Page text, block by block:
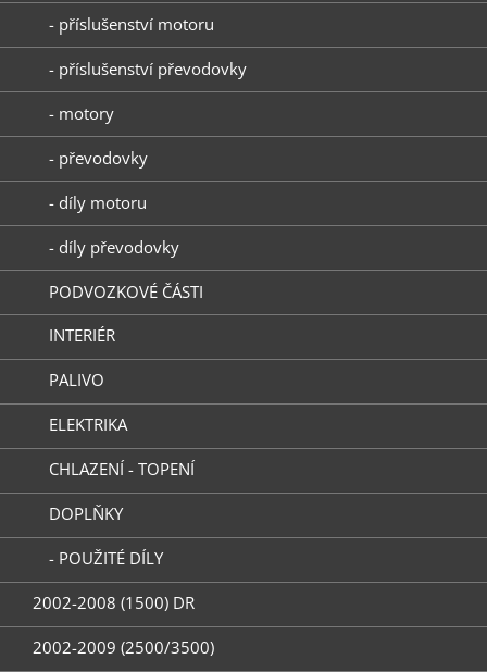
- příslušenství motoru
- příslušenství převodovky
- motory
- převodovky
- díly motoru
- díly převodovky
PODVOZKOVÉ ČÁSTI
INTERIÉR
PALIVO
ELEKTRIKA
CHLAZENÍ - TOPENÍ
DOPLŇKY
- POUŽITÉ DÍLY
2002-2008 (1500) DR
2002-2009 (2500/3500)